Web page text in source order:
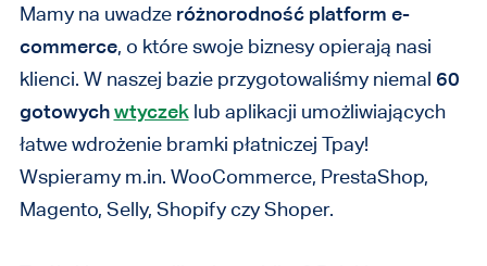
Mamy na uwadze różnorodność platform e-
commerce, o które swoje biznesy opierają nasi
klienci. W naszej bazie przygotowaliśmy niemal 60
gotowychwtyczeklub aplikacji umożliwiających
łatwe wdrożenie bramki płatniczej Tpay!
Wspieramy m.in. WooCommerce, PrestaShop,
Magento, Selly, Shopify czy Shoper.